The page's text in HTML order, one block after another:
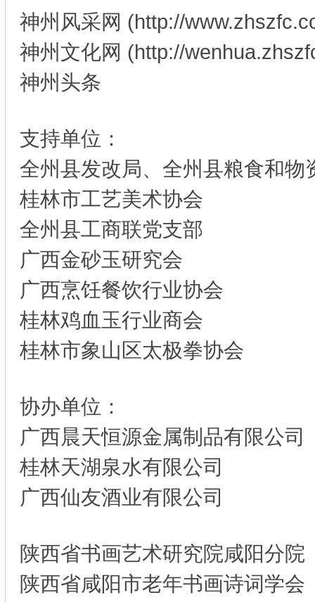
神州风采网 (http://
神州文化网 (http://
神州头条
支持单位：
全州县发改局、全州县粮食和物
桂林市工艺美术协会
全州县工商联党支部
广西金砂玉研究会
广西烹饪餐饮行业协会
桂林鸡血玉行业商会
桂林市象山区太极拳协会
协办单位：
广西晨天恒源金属制品有限公司
桂林天湖泉水有限公司
广西仙友酒业有限公司
陕西省书画艺术研究院咸阳分院
陕西省咸阳市老年书画诗词学会